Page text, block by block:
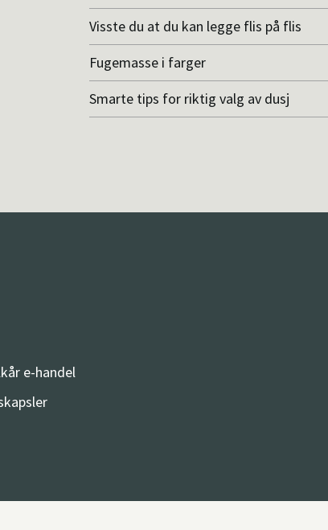
Visste du at du kan legge flis på flis
Fugemasse i farger
Smarte tips for riktig valg av dusj
e-handel